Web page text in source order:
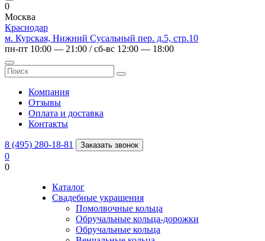
0
Москва
Краснодар
м. Курская, Нижний Сусальный пер. д.5, стр.10
пн-пт 10:00 — 21:00 / сб-вс 12:00 — 18:00
Компания
Отзывы
Оплата и доставка
Контакты
8 (495) 280-18-81 Заказать звонок
0
0
Каталог
Свадебные украшения
Помолвочные кольца
Обручальные кольца-дорожки
Обручальные кольца